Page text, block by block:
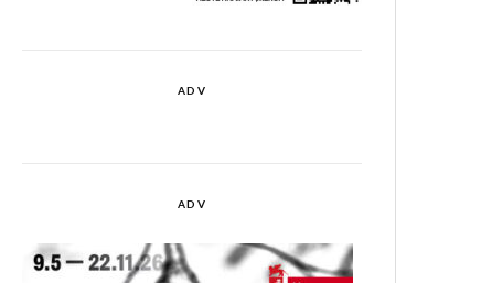
ADV
ADV